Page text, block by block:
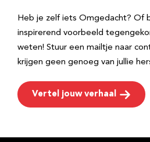
Heb je zelf iets Omgedacht? Of
inspirerend voorbeeld
weten! Stuur een mailtje naar
krijgen geen genoeg van jullie
Vertel jouw verhaal